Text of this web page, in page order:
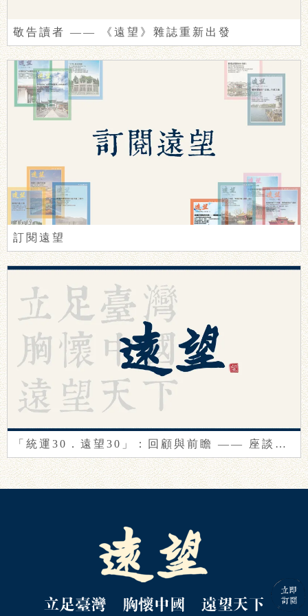
敬告讀者 —— 《遠望》雜誌重新出發
訂閱遠望
「統運30．遠望30」：回顧與前瞻 —— 座談會紀要